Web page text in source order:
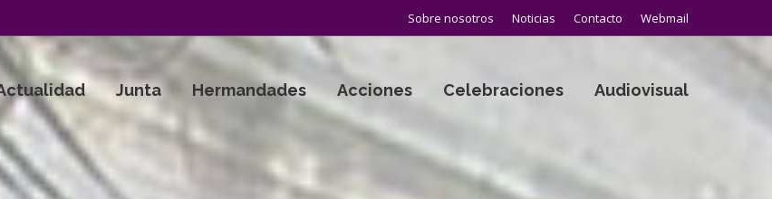
Sobre nosotros Noticias Contacto Webmail
Junta Hermandades Acciones Celebraciones Audiovisual